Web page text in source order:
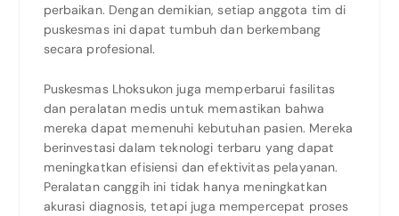
perbaikan. Dengan demikian, setiap anggota tim di
puskesmas ini dapat tumbuh dan berkembang
secara profesional.
Puskesmas Lhoksukon juga memperbarui fasilitas
dan peralatan medis untuk memastikan bahwa
mereka dapat memenuhi kebutuhan pasien. Mereka
berinvestasi dalam teknologi terbaru yang dapat
meningkatkan efisiensi dan efektivitas pelayanan.
Peralatan canggih ini tidak hanya meningkatkan
akurasi diagnosis, tetapi juga mempercepat proses